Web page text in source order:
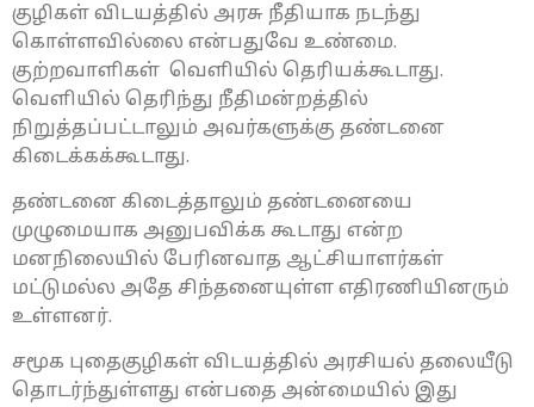
குழிகள் விடயத்தில் அரசு நீதியாக நடந்து
கொள்ளவில்லை என்பதுவே உண்மை.
குற்றவாளிகள் வெளியில் தெரியக்கூடாது.
வெளியில் தெரிந்து நீதிமன்றத்தில்
நிறுத்தப்பட்டாலும் அவர்களுக்கு தண்டனை
கிடைக்கக்கூடாது.
தண்டனை கிடைத்தாலும் தண்டனையை
முழுமையாக அனுபவிக்க கூடாது என்ற
மனநிலையில் பேரினவாத ஆட்சியாளர்கள்
மட்டுமல்ல அதே சிந்தனையுள்ள எதிரணியினரும்
உள்ளனர்.
சமூக புதைகுழிகள் விடயத்தில் அரசியல் தலையீடு
தொடர்ந்துள்ளது என்பதை அன்மையில் இது